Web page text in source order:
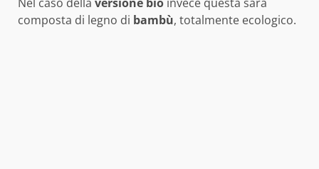
composta di legno di bambù, totalmente ecologico.